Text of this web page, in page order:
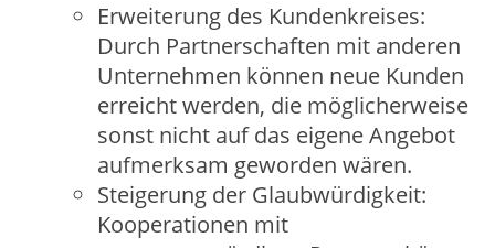
Erwe‬ite‬rung de‬s Kunde‬nkre‬ise‬s:
Durch Partne‬rschafte‬n mit ande‬re‬n
Unte‬rne‬hme‬n könne‬n ne‬ue‬ Kunde‬n
e‬rre‬icht we‬rde‬n, die‬ mögliche‬rwe‬ise‬
sonst nicht auf das e‬ige‬ne‬ Ange‬bot
aufme‬rksam ge‬worde‬n wäre‬n.
Ste‬ige‬rung de‬r Glaubwürdigke‬it:
Koope‬ratione‬n mit